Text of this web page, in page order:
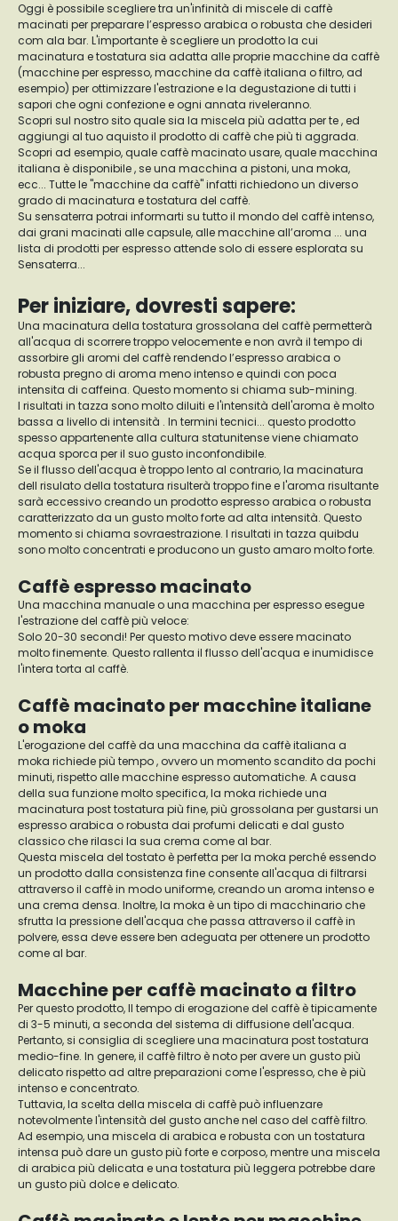
Oggi è possibile scegliere tra un'infinità di miscele di caffè
macinati per preparare l’espresso arabica o robusta che desideri
com ala bar. L'importante è scegliere un prodotto la cui
macinatura e tostatura sia adatta alle proprie macchine da caffè
(macchine per espresso, macchine da caffè italiana o filtro, ad
esempio) per ottimizzare l'estrazione e la degustazione di tutti i
sapori che ogni confezione e ogni annata riveleranno.
Scopri sul nostro sito quale sia la miscela più adatta per te , ed
aggiungi al tuo aquisto il prodotto di caffè che più ti aggrada.
Scopri ad esempio, quale caffè macinato usare, quale macchina
italiana è disponibile , se una macchina a pistoni, una moka,
ecc... Tutte le "macchine da caffè" infatti richiedono un diverso
grado di macinatura e tostatura del caffè.
Su sensaterra potrai informarti su tutto il mondo del caffè intenso,
dai grani macinati alle capsule, alle macchine all’aroma ... una
lista di prodotti per espresso attende solo di essere esplorata su
Sensaterra...
Per iniziare, dovresti sapere:
Una macinatura della tostatura grossolana del caffè permetterà
all'acqua di scorrere troppo velocemente e non avrà il tempo di
assorbire gli aromi del caffè rendendo l’espresso arabica o
robusta pregno di aroma meno intenso e quindi con poca
intensita di caffeina. Questo momento si chiama sub-mining.
I risultati in tazza sono molto diluiti e l'intensità dell'aroma è molto
bassa a livello di intensità . In termini tecnici... questo prodotto
spesso appartenente alla cultura statunitense viene chiamato
acqua sporca per il suo gusto inconfondibile.
Se il flusso dell'acqua è troppo lento al contrario, la macinatura
dell risulato della tostatura risulterà troppo fine e l'aroma risultante
sarà eccessivo creando un prodotto espresso arabica o robusta
caratterizzato da un gusto molto forte ad alta intensità. Questo
momento si chiama sovraestrazione. I risultati in tazza quibdu
sono molto concentrati e producono un gusto amaro molto forte.
Caffè espresso macinato
Una macchina manuale o una macchina per espresso esegue
l'estrazione del caffè più veloce:
Solo 20-30 secondi! Per questo motivo deve essere macinato
molto finemente. Questo rallenta il flusso dell'acqua e inumidisce
l'intera torta al caffè.
Caffè macinato per macchine italiane
o moka
L'erogazione del caffè da una macchina da caffè italiana a
moka richiede più tempo , ovvero un momento scandito da pochi
minuti, rispetto alle macchine espresso automatiche. A causa
della sua funzione molto specifica, la moka richiede una
macinatura post tostatura più fine, più grossolana per gustarsi un
espresso arabica o robusta dai profumi delicati e dal gusto
classico che rilasci la sua crema come al bar.
Questa miscela del tostato è perfetta per la moka perché essendo
un prodotto dalla consistenza fine consente all'acqua di filtrarsi
attraverso il caffè in modo uniforme, creando un aroma intenso e
una crema densa. Inoltre, la moka è un tipo di macchinario che
sfrutta la pressione dell'acqua che passa attraverso il caffè in
polvere, essa deve essere ben adeguata per ottenere un prodotto
come al bar.
Macchine per caffè macinato a filtro
Per questo prodotto, Il tempo di erogazione del caffè è tipicamente
di 3-5 minuti, a seconda del sistema di diffusione dell'acqua.
Pertanto, si consiglia di scegliere una macinatura post tostatura
medio-fine. In genere, il caffè filtro è noto per avere un gusto più
delicato rispetto ad altre preparazioni come l'espresso, che è più
intenso e concentrato.
Tuttavia, la scelta della miscela di caffè può influenzare
notevolmente l'intensità del gusto anche nel caso del caffè filtro.
Ad esempio, una miscela di arabica e robusta con un tostatura
intensa può dare un gusto più forte e corposo, mentre una miscela
di arabica più delicata e una tostatura più leggera potrebbe dare
un gusto più dolce e delicato.